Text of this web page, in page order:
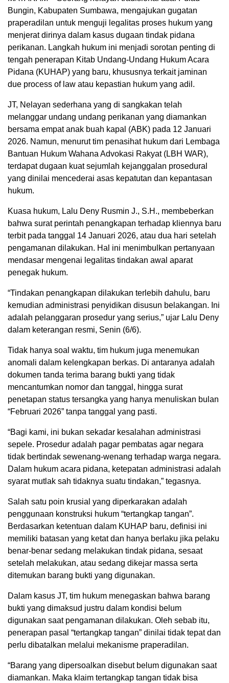
Bungin, Kabupaten Sumbawa, mengajukan gugatan
praperadilan untuk menguji legalitas proses hukum yang
menjerat dirinya dalam kasus dugaan tindak pidana
perikanan. Langkah hukum ini menjadi sorotan penting di
tengah penerapan Kitab Undang-Undang Hukum Acara
Pidana (KUHAP) yang baru, khususnya terkait jaminan
due process of law atau kepastian hukum yang adil.
JT, Nelayan sederhana yang di sangkakan telah
melanggar undang undang perikanan yang diamankan
bersama empat anak buah kapal (ABK) pada 12 Januari
2026. Namun, menurut tim penasihat hukum dari Lembaga
Bantuan Hukum Wahana Advokasi Rakyat (LBH WAR),
terdapat dugaan kuat sejumlah kejanggalan prosedural
yang dinilai mencederai asas kepatutan dan kepantasan
hukum.
Kuasa hukum, Lalu Deny Rusmin J., S.H., membeberkan
bahwa surat perintah penangkapan terhadap kliennya baru
terbit pada tanggal 14 Januari 2026, atau dua hari setelah
pengamanan dilakukan. Hal ini menimbulkan pertanyaan
mendasar mengenai legalitas tindakan awal aparat
penegak hukum.
“Tindakan penangkapan dilakukan terlebih dahulu, baru
kemudian administrasi penyidikan disusun belakangan. Ini
adalah pelanggaran prosedur yang serius,” ujar Lalu Deny
dalam keterangan resmi, Senin (6/6).
Tidak hanya soal waktu, tim hukum juga menemukan
anomali dalam kelengkapan berkas. Di antaranya adalah
dokumen tanda terima barang bukti yang tidak
mencantumkan nomor dan tanggal, hingga surat
penetapan status tersangka yang hanya menuliskan bulan
“Februari 2026” tanpa tanggal yang pasti.
“Bagi kami, ini bukan sekadar kesalahan administrasi
sepele. Prosedur adalah pagar pembatas agar negara
tidak bertindak sewenang-wenang terhadap warga negara.
Dalam hukum acara pidana, ketepatan administrasi adalah
syarat mutlak sah tidaknya suatu tindakan,” tegasnya.
Salah satu poin krusial yang diperkarakan adalah
penggunaan konstruksi hukum “tertangkap tangan”.
Berdasarkan ketentuan dalam KUHAP baru, definisi ini
memiliki batasan yang ketat dan hanya berlaku jika pelaku
benar-benar sedang melakukan tindak pidana, sesaat
setelah melakukan, atau sedang dikejar massa serta
ditemukan barang bukti yang digunakan.
Dalam kasus JT, tim hukum menegaskan bahwa barang
bukti yang dimaksud justru dalam kondisi belum
digunakan saat pengamanan dilakukan. Oleh sebab itu,
penerapan pasal “tertangkap tangan” dinilai tidak tepat dan
perlu dibatalkan melalui mekanisme praperadilan.
“Barang yang dipersoalkan disebut belum digunakan saat
diamankan. Maka klaim tertangkap tangan tidak bisa